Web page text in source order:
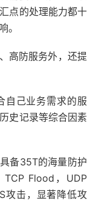
点的处理能力都十
。
高防服务外，还提
自己业务需求的服
史记录等综合因素
备35T的海量防护
Flood，UDP
攻击，显著降低攻